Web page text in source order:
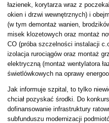
łazienek, korytarza wraz z
okien i drzwi wewnętrznych) i
(w tym demontaż wanien,
misek klozetowych oraz montaż
CO (próba szczelności instalacji
izolacja rurociągów oraz montaż
elektryczną (montaż wentylatora
świetlówkowych na oprawy
Jak informuje szpital, to tylko
chciał pozyskać środki. Do
dofinansowanie infrastruktury
subfunduszu modernizacji